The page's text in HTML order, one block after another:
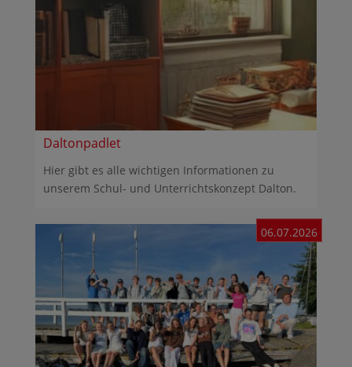
Daltonpadlet
Hier gibt es alle wichtigen Informationen zu
unserem Schul- und Unterrichtskonzept Dalton.
06.07.2026